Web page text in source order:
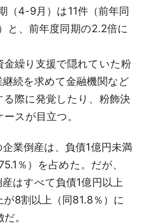
（4-9月）は11件（前年同
と、前年度同期の2.2倍に
繰り支援で隠れていた粉
続を求めて金融機関など
る際に発覚したり、粉飾決
スが目立つ。
業倒産は、負債1億円未満
％）を占めた。だが、
産はすべて負債1億円以上
が8割以上（同81.8％）に
。